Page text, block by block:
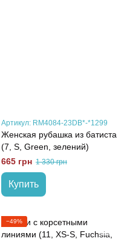
Артикул: RM4084-23DB*-*1299
Женская рубашка из батиста
(7, S, Green, зелений)
665 грн 1 330 грн
Купить
−49%